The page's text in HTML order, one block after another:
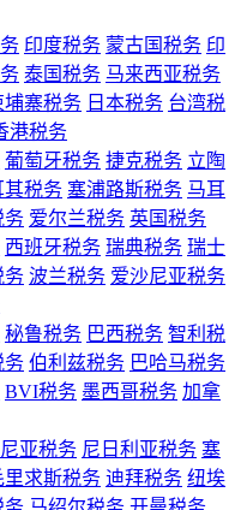
印度税务 蒙古国税务 印
泰国税务 马来西亚税务
埔寨税务 日本税务 台湾税
港税务
葡萄牙税务 捷克税务 立陶
其税务 塞浦路斯税务 马耳
务 爱尔兰税务 英国税务
西班牙税务 瑞典税务 瑞士
务 波兰税务 爱沙尼亚税务
秘鲁税务 巴西税务 智利税
务 伯利兹税务 巴哈马税务
BVI税务 墨西哥税务 加拿
亚税务 尼日利亚税务 塞
里求斯税务 迪拜税务 纽埃